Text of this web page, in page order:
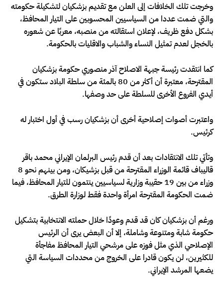
وخرجت تلك الخلافات إلى العلن مع تقديم بزشكيان لتشكيلة حكومته
والتي ضمت عددا من السياسيين المحسوبين على التيار المحافظ،
بشكل دفع ظريف، لإعلان استقالته من منصبه، معربًا عن شعوره
بالخجل لعدم تمثيل النساء والشباب والاقليات بالحكومة.
كما انتقدت رئيسة جبهة الاصلاح آذر منصوري حكومة بزشكيان
المقترحة، معتبرة أن أكثر من 80 بالمئة من سلطة البلاد ستكون في
أيدي الفروع الأخرى للسلطة على حد وصفها.
واعتبرت أصوات إصلاحية أخرى أن بزشكيان رسب في أول اختبار له
كرئيس.
وتأتي تلك الانتقادات بعد أن قدم رئيس البرلمان الإيراني محمد باقر
قاليباف قائمة الوزراء المقترحة من قبل بزشيكان، ومن بينهم نحو 8
وزراء من بين 19 حقيبة وزارية لسياسيين ينتمون للتيار المحافظ، فيما
ضمت الحكومة المقترحة امرأة واحدة فقط لوزارة الطرق.
ورغم أن بزشكيان كان قد قدم وعودًا خلال حملته الانتخابية بتشكيل
حكومة شابة ومتنوعة وشاملة، إلا أن البعض يرى أن الرئيس
الإصلاحي الذي مثل فوزه على مرشحي التيار المحافظ مفاجأة
للكثيرين، لن يكون قادرا على الخروج من محددات السياسة التي
يضعها المرشد الإيراني.